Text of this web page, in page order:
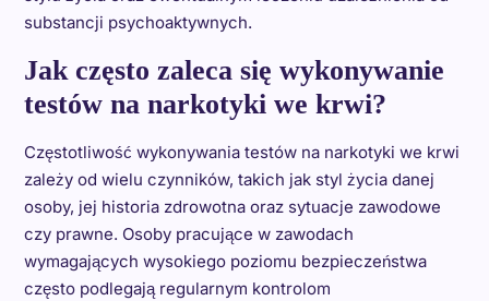
substancji psychoaktywnych.
Jak często zaleca się wykonywanie
testów na narkotyki we krwi?
Częstotliwość wykonywania testów na narkotyki we krwi
zależy od wielu czynników, takich jak styl życia danej
osoby, jej historia zdrowotna oraz sytuacje zawodowe
czy prawne. Osoby pracujące w zawodach
wymagających wysokiego poziomu bezpieczeństwa
często podlegają regularnym kontrolom